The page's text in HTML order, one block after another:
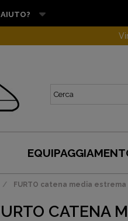
FURTO catena media estrema
CATENA